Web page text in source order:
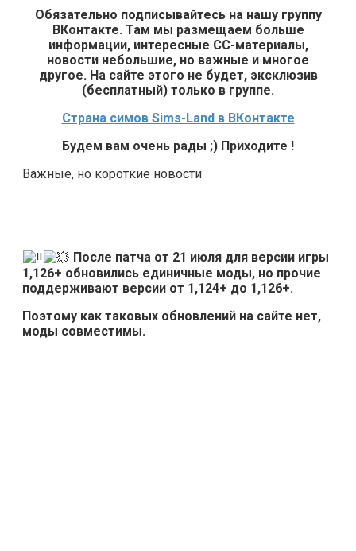
Обязательно подписывайтесь на нашу группу
ВКонтакте. Там мы размещаем больше
информации, интересные СС-материалы,
новости небольшие, но важные и многое
другое. На сайте этого не будет, эксклюзив
(бесплатный) только в группе.
Страна симов Sims-Land в ВКонтакте
Будем вам очень рады ;) Приходите !
Важные, но короткие новости
После патча от 21 июля для версии игры
1,126+ обновились единичные моды, но прочие
поддерживают версии от 1,124+ до 1,126+.
Поэтому как таковых обновлений на сайте нет,
моды совместимы.